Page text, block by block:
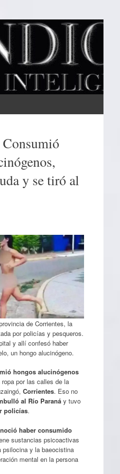
y se tiró al
de Corrientes, la
por policías y pesqueros.
y allí confesó haber
un hongo alucinógeno.
hongos alucinógenos
por las calles de la
Corrientes. Eso no
al Río Paranáy tuvo
policías.
haber consumido
sustancias psicoactivas
y la baeocistina
mental en la persona